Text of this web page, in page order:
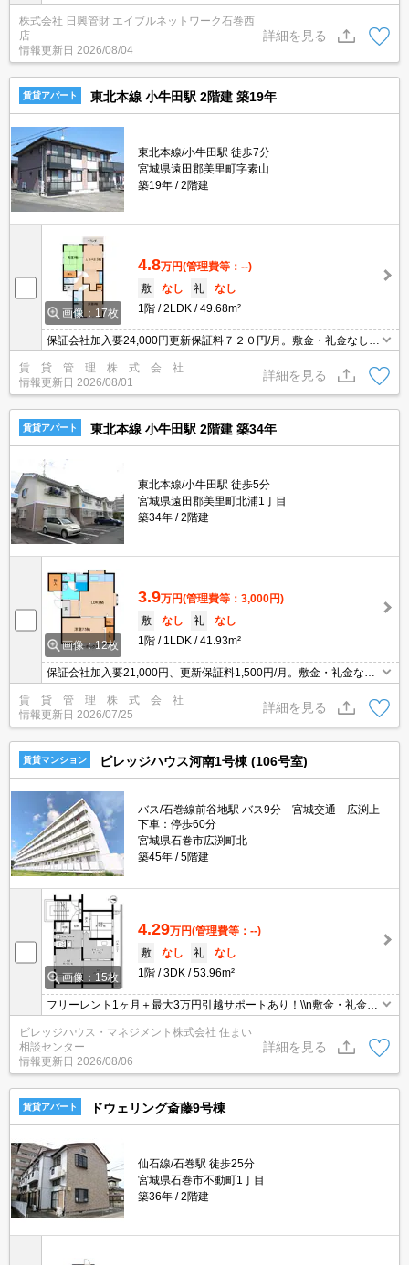
株式会社 日興管財 エイブルネットワーク石巻西
店
情報更新日 2026/08/04
詳細を見る
賃貸アパート 東北本線 小牛田駅 2階建 築19年
東北本線/小牛田駅 徒歩7分
宮城県遠田郡美里町字素山
築19年
2階建
画像：17枚
4.8万円(管理費等：--)
敷
なし 礼
なし
1階
2LDK 49.68m²
保証会社加入要24,000円更新保証料７２０円/月。敷金・礼金なし。
フリーレント1ヶ月。
賃 貸 管 理 株 式 会 社
情報更新日 2026/08/01
詳細を見る
賃貸アパート 東北本線 小牛田駅 2階建 築34年
東北本線/小牛田駅 徒歩5分
宮城県遠田郡美里町北浦1丁目
築34年
2階建
画像：12枚
3.9万円(管理費等：3,000円)
敷
なし 礼
なし
1階
1LDK 41.93m²
保証会社加入要21,000円、更新保証料1,500円/月。敷金・礼金な
し。フリーレント1ヶ月。仲介手数料借主負担なし。インターネッ
ト無料。
賃 貸 管 理 株 式 会 社
情報更新日 2026/07/25
詳細を見る
賃貸マンション ビレッジハウス河南1号棟 (106号室)
バス/石巻線前谷地駅 バス9分 宮城交通 広渕上
下車：停歩60分
宮城県石巻市広渕町北
築45年
5階建
画像：15枚
4.29万円(管理費等：--)
敷
なし 礼
なし
1階
3DK 53.96m²
フリーレント1ヶ月＋最大3万円引越サポートあり！\\n敷金・礼金・
更新料・鍵交換手数料0円！※契約内容や審査の結果、敷金をお預
かりする場合がございます。
ビレッジハウス・マネジメント株式会社 住まい
相談センター
情報更新日 2026/08/06
詳細を見る
賃貸アパート ドウェリング斎藤9号棟
仙石線/石巻駅 徒歩25分
宮城県石巻市不動町1丁目
築36年
2階建